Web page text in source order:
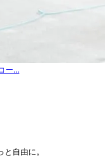
ー...
と自由に。